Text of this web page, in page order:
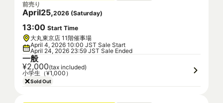
前売り
April25,2026 (Saturday)
13:00 Start Time
大丸東京店 11階催事場
April 4, 2026 10:00 JST Sale Start
April 24, 2026 23:59 JST Sale Ended
一般
¥2,000(tax included)
小学生（¥1,000）
Sold Out